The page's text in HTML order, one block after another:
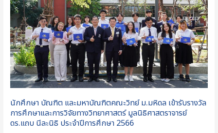
นักศึกษา บัณฑิต และมหาบัณฑิตคณะวิทย์ ม.มหิดล เข้ารับรางวัล
การศึกษาและการวิจัยทางวิทยาศาสตร์ มูลนิธิศาสตราจารย์
ดร.แถบ นีละนิธิ ประจำปีการศึกษา 2566
และ
มหา
บัณฑิต
คณะ
วิทย์
ม.มหิดล
เข้า
รางวัล
การ
ศึกษา